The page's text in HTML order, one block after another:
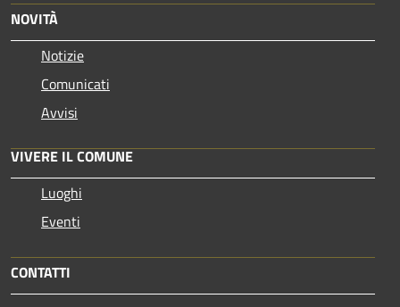
NOVITÀ
Notizie
Comunicati
Avvisi
VIVERE IL COMUNE
Luoghi
Eventi
CONTATTI